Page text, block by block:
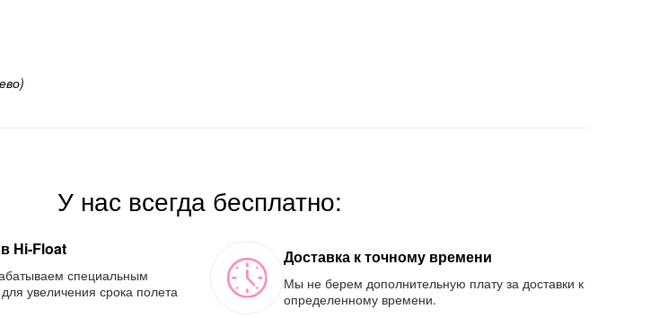
У нас всегда бесплатно:
Hi-Float
специальным
увеличения срока полета
Доставка к точному времени
Мы не берем дополнительную плату за доставки к
определенному времени.